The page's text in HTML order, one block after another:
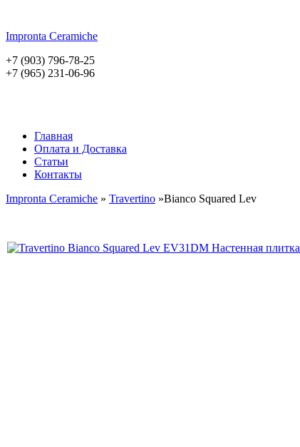
Impronta Ceramiche
+7 (903) 796-78-25
+7 (965) 231-06-96
Главная
Оплата и Доставка
Статьи
Контакты
Impronta Ceramiche » Travertino »Bianco Squared Lev